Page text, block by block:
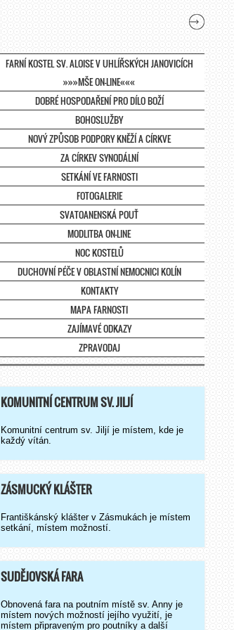
FARNÍ KOSTEL SV. ALOISE V UHLÍŘSKÝCH JANOVICÍCH
»»»MŠE ON-LINE«««
DOBRÉ HOSPODAŘENÍ PRO DÍLO BOŽÍ
BOHOSLUŽBY
NOVÝ ZPŮSOB PODPORY KNĚŽÍ A CÍRKVE
ZA CÍRKEV SYNODÁLNÍ
SETKÁNÍ VE FARNOSTI
FOTOGALERIE
SVATOANENSKÁ POUŤ
MODLITBA ON-LINE
NOC KOSTELŮ
DUCHOVNÍ PÉČE V OBLASTNÍ NEMOCNICI KOLÍN
KONTAKTY
MAPA FARNOSTI
ZAJÍMAVÉ ODKAZY
ZPRAVODAJ
KOMUNITNÍ CENTRUM SV. JILJÍ
Komunitní centrum sv. Jiljí je místem, kde je
každý vítán.
ZÁSMUCKÝ KLÁŠTER
Františkánský klášter v Zásmukách je místem
setkání, místem možností.
SUDĚJOVSKÁ FARA
Obnovená fara na poutním místě sv. Anny je
místem nových možností jejího využití, je
místem připraveným pro poutníky a další